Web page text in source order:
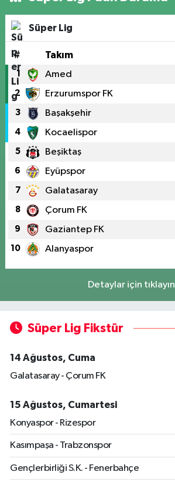
Süper Lig
# Takım
1 Amed
2 Erzurumspor FK
3 Başakşehir
4 Kocaelispor
5 Beşiktaş
6 Eyüpspor
7 Galatasaray
8 Çorum FK
9 Gaziantep FK
10 Alanyaspor
Detaylar için tıklayın
Süper Lig Fikstür
14 Ağustos, Cuma
Galatasaray - Çorum FK
15 Ağustos, Cumartesi
Konyaspor - Rizespor
Kasımpaşa - Trabzonspor
Gençlerbirliği S.K. - Fenerbahçe